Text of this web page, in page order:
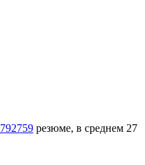
792759 резюме, в среднем 27